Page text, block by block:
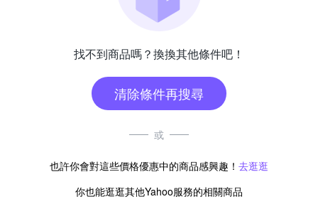
找不到商品嗎？換換其他條件吧！
清除條件再搜尋
或
也許你會對這些價格優惠中的商品感興趣！ 去逛逛
你也能逛逛其他Yahoo服務的相關商品